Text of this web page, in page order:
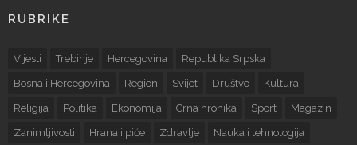
RUBRIKE
Vijesti Trebinje Hercegovina Republika Srpska
Bosna i Hercegovina Region Svijet Društvo Kultura
Religija Politika Ekonomija Crna hronika Sport Magazin
Zanimljivosti Hrana i piće Zdravlje Nauka i tehnologija